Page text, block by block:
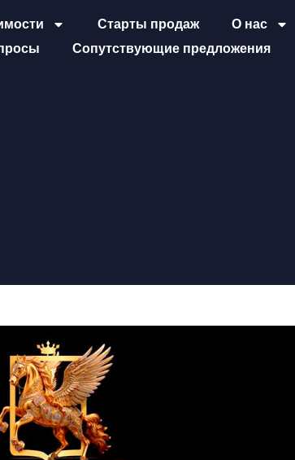
Старты продаж О нас
Сопутствующие предложения